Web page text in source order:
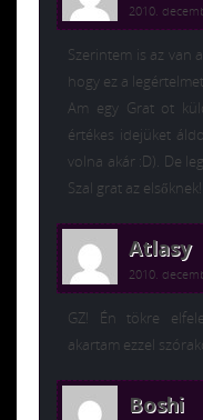
2010.
Szerintem is az van
hogy ez a
Am egy Grat ot
értékes idejüket
volna akár :D). De
Szal grat az elsőknek!
Atlasy
2010.
GZ! Én tökre
akartam ezzel
Boshi